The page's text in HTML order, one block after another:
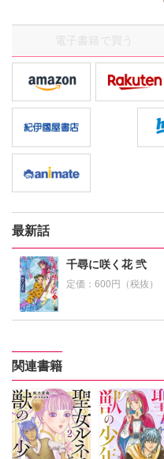
れ、心穏やかに生きていこう
ヘ残して去ってしまい…!?
電子書籍で買う
最新話
千尋に咲く花 弐
定価：600円（税抜）
関連書籍